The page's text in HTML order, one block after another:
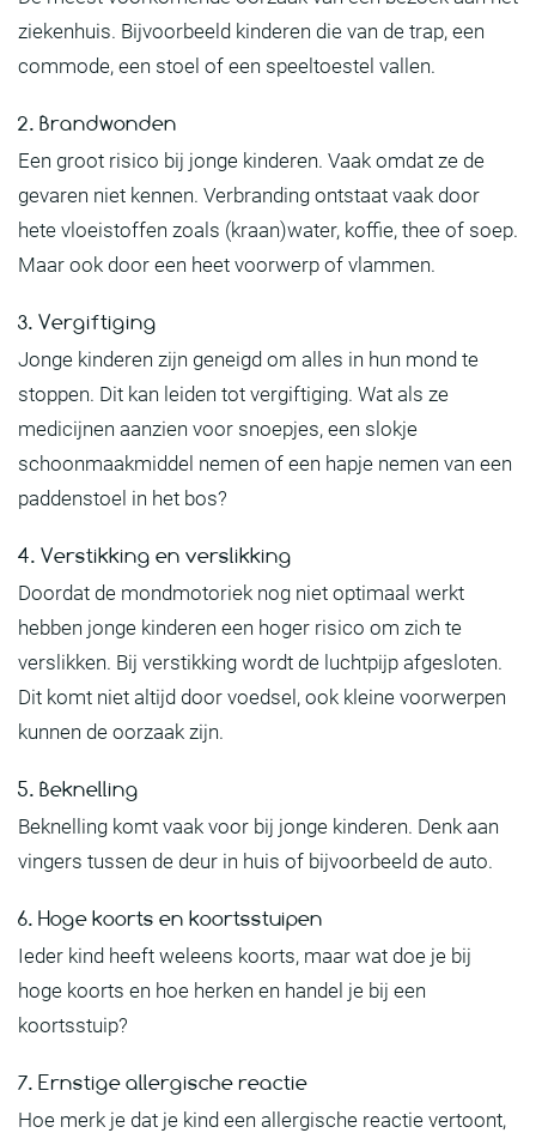
ziekenhuis. Bijvoorbeeld kinderen die van de trap, een
commode, een stoel of een speeltoestel vallen.
2. Brandwonden
Een groot risico bij jonge kinderen. Vaak omdat ze de
gevaren niet kennen. Verbranding ontstaat vaak door
hete vloeistoffen zoals (kraan)water, koffie, thee of soep.
Maar ook door een heet voorwerp of vlammen.
3. Vergiftiging
Jonge kinderen zijn geneigd om alles in hun mond te
stoppen. Dit kan leiden tot vergiftiging. Wat als ze
medicijnen aanzien voor snoepjes, een slokje
schoonmaakmiddel nemen of een hapje nemen van een
paddenstoel in het bos?
4. Verstikking en verslikking
Doordat de mondmotoriek nog niet optimaal werkt
hebben jonge kinderen een hoger risico om zich te
verslikken. Bij verstikking wordt de luchtpijp afgesloten.
Dit komt niet altijd door voedsel, ook kleine voorwerpen
kunnen de oorzaak zijn.
5. Beknelling
Beknelling komt vaak voor bij jonge kinderen. Denk aan
vingers tussen de deur in huis of bijvoorbeeld de auto.
6. Hoge koorts en koortsstuipen
Ieder kind heeft weleens koorts, maar wat doe je bij
hoge koorts en hoe herken en handel je bij een
koortsstuip?
7. Ernstige allergische reactie
Hoe merk je dat je kind een allergische reactie vertoont,